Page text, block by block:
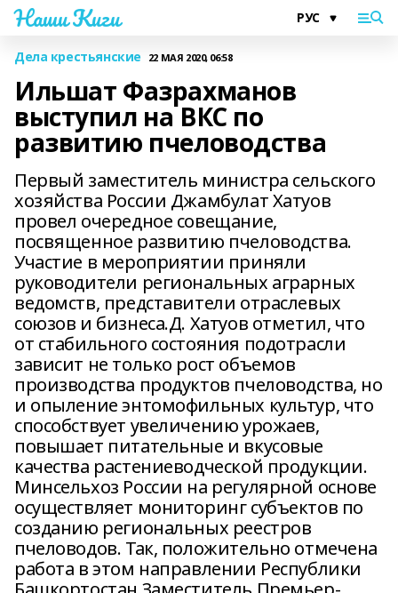
Наши Киги
Дела крестьянские 22 МАЯ 2020, 06:58
Ильшат Фазрахманов
выступил на ВКС по
развитию пчеловодства
Первый заместитель министра сельского
хозяйства России Джамбулат Хатуов
провел очередное совещание,
посвященное развитию пчеловодства.
Участие в мероприятии приняли
руководители региональных аграрных
ведомств, представители отраслевых
союзов и бизнеса.Д. Хатуов отметил, что
от стабильного состояния подотрасли
зависит не только рост объемов
производства продуктов пчеловодства, но
и опыление энтомофильных культур, что
способствует увеличению урожаев,
повышает питательные и вкусовые
качества растениеводческой продукции.
Минсельхоз России на регулярной основе
осуществляет мониторинг субъектов по
созданию региональных реестров
пчеловодов. Так, положительно отмечена
работа в этом направлении Республики